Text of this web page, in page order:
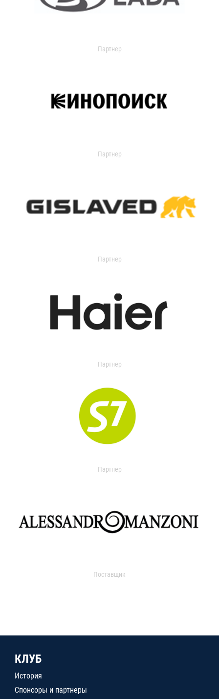
Партнер
Партнер
Партнер
Партнер
Партнер
Поставщик
КЛУБ
История
Спонсоры и партнеры